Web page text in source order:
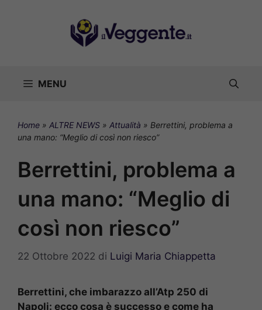
MENU
Home » ALTRE NEWS » Attualità » Berrettini, problema a
una mano: “Meglio di così non riesco”
Berrettini, problema a
una mano: “Meglio di
così non riesco”
22 Ottobre 2022 di Luigi Maria Chiappetta
Berrettini, che imbarazzo all’Atp 250 di
Napoli: ecco cosa è successo e come ha